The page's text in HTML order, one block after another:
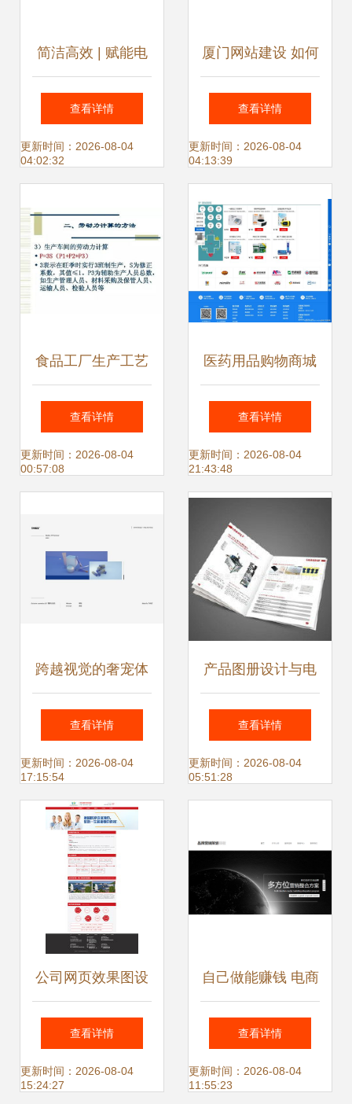
简洁高效 | 赋能电
商未来
查看详情
更新时间：2026-08-04
04:02:32
厦门网站建设 如何
打造一个优秀的网
站？网站策划的关
查看详情
更新时间：2026-08-04
04:13:39
食品工厂生产工艺
设计全流程指南
查看详情
更新时间：2026-08-04
00:57:08
医药用品购物商城
— HTML/CSS 网
站策划与设计
查看详情
更新时间：2026-08-04
21:43:48
跨越视觉的奢宠体
验 Three化妆品移
动端与网页端产品
设计解析
查看详情
更新时间：2026-08-04
17:15:54
产品图册设计与电
商技术咨询服务 从
定价到合作的全面
查看详情
更新时间：2026-08-04
05:51:28
公司网页效果图设
计 电商技术咨询服
务体验升级之路
查看详情
更新时间：2026-08-04
15:24:27
自己做能赚钱 电商
技术咨询服务全解
析
查看详情
更新时间：2026-08-04
11:55:23